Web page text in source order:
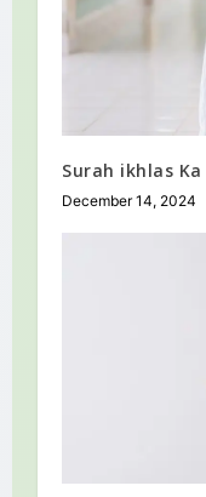
Surah ikhlas
December 14, 2024